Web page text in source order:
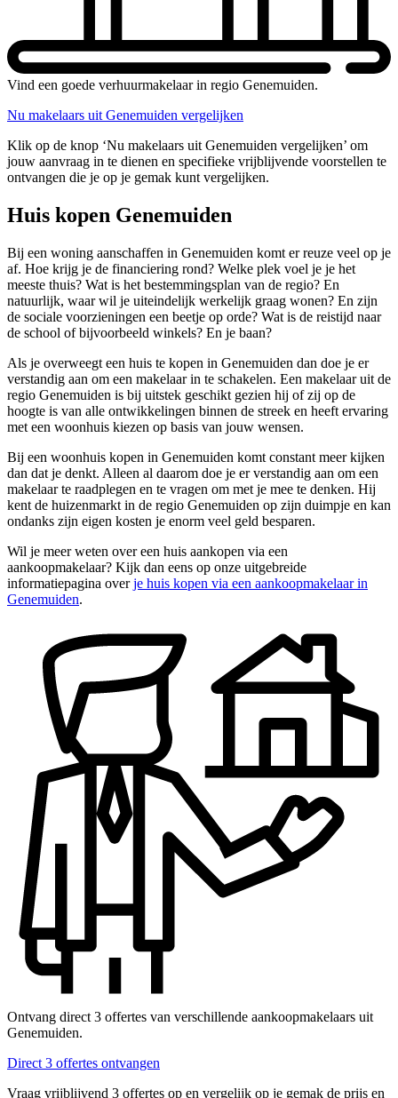
Vind een goede verhuurmakelaar in regio Genemuiden.
Nu makelaars uit Genemuiden vergelijken
Klik op de knop ‘Nu makelaars uit Genemuiden vergelijken’ om
jouw aanvraag in te dienen en specifieke vrijblijvende voorstellen te
ontvangen die je op je gemak kunt vergelijken.
Huis kopen Genemuiden
Bij een woning aanschaffen in Genemuiden komt er reuze veel op je
af. Hoe krijg je de financiering rond? Welke plek voel je je het
meeste thuis? Wat is het bestemmingsplan van de regio? En
natuurlijk, waar wil je uiteindelijk werkelijk graag wonen? En zijn
de sociale voorzieningen een beetje op orde? Wat is de reistijd naar
de school of bijvoorbeeld winkels? En je baan?
Als je overweegt een huis te kopen in Genemuiden dan doe je er
verstandig aan om een makelaar in te schakelen. Een makelaar uit de
regio Genemuiden is bij uitstek geschikt gezien hij of zij op de
hoogte is van alle ontwikkelingen binnen de streek en heeft ervaring
met een woonhuis kiezen op basis van jouw wensen.
Bij een woonhuis kopen in Genemuiden komt constant meer kijken
dan dat je denkt. Alleen al daarom doe je er verstandig aan om een
makelaar te raadplegen en te vragen om met je mee te denken. Hij
kent de huizenmarkt in de regio Genemuiden op zijn duimpje en kan
ondanks zijn eigen kosten je enorm veel geld besparen.
Wil je meer weten over een huis aankopen via een
aankoopmakelaar? Kijk dan eens op onze uitgebreide
informatiepagina overje huis kopen via een aankoopmakelaar in
Genemuiden.
Ontvang direct 3 offertes van verschillende aankoopmakelaars uit
Genemuiden.
Direct 3 offertes ontvangen
Vraag vrijblijvend 3 offertes op en vergelijk op je gemak de prijs en